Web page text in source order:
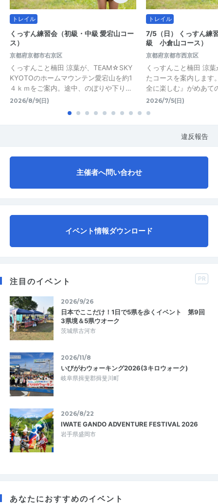
トレイル
くっすん練習会（初級・中級 愛宕山コー
ス）
京都府京都市右京区
くっすんこと楠田 涼葉が、TEAM☆SKY
KYOTOのホームマウンテン愛宕山を約1
４ｋｍをご案内。途中、のぼりや下り…
2026/8/9(日)
トレイル
7/5（日） くっすん練
級 小倉山コース）
京都府京都市西京区
くっすんこと楠田 涼
たコースを案内します
全に楽しむ』がめあて
2026/7/5(日)
違反報告
主催者へ問い合わせ
イベント情報ダウンロード
注目のイベント PR
2026/9/26
日本でここだけ！1日で5県を歩くイベント 第9回
3県境＆5県ウオーク
茨城県古河市
2026/11/8
いびがわウォーキング2026(3キロウォーク)
岐阜県揖斐郡揖斐川町
2026/8/22
IWATE GANDO ADVENTURE FESTIVAL 2026
岩手県盛岡市
あなたにおすすめのイベント